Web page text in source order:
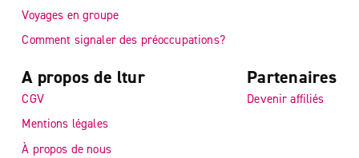
Voyages en groupe
Comment signaler des préoccupations?
A propos de ltur
CGV
Mentions légales
À propos de nous
Partenaires
Devenir affiliés